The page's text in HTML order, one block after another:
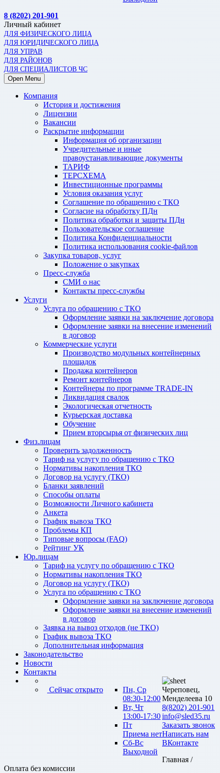
8 (8202) 201-901
Личный кабинет
ДЛЯ ФИЗИЧЕСКОГО ЛИЦА
ДЛЯ ЮРИДИЧЕСКОГО ЛИЦА
ДЛЯ УПРАВ
ДЛЯ РАЙОНОВ
ДЛЯ СПЕЦИАЛИСТОВ ЧС
Open Menu
Компания
История и достижения
Лицензии
Вакансии
Раскрытие информации
Информация об организации
Учредительные и иные
правоустанавливающие документы
ТАРИФ
ТЕРСХЕМА
Инвестиционные программы
Условия оказания услуг
Соглашение по обращению с ТКО
Согласие на обработку ПДн
Политика обработки и защиты ПДн
Пользовательское соглашение
Политика Конфиденциальности
Политика использования cookie-файлов
Закупка товаров, услуг
Положение о закупках
Пресс-служба
СМИ о нас
Контакты пресс-службы
Услуги
Услуга по обращению с ТКО
Оформление заявки на заключение договора
Оформление заявки на внесение изменений
в договор
Коммерческие услуги
Производство модульных контейнерных
площадок
Продажа контейнеров
Ремонт контейнеров
Контейнеры по программе TRADE-IN
Ликвидация свалок
Экологическая отчетность
Курьерская доставка
Обучение
Прием вторсырья от физических лиц
Физ.лицам
Проверить задолженность
Тариф на услугу по обращению с ТКО
Нормативы накопления ТКО
Договор на услугу (ТКО)
Бланки заявлений
Способы оплаты
Возможности Личного кабинета
Анкета
График вывоза ТКО
Проблемы КП
Типовые вопросы (FAQ)
Рейтинг УК
Юр.лицам
Тариф на услугу по обращению с ТКО
Нормативы накопления ТКО
Договор на услугу (ТКО)
Услуга по обращению с ТКО
Оформление заявки на заключение договора
Оформление заявки на внесение изменений
в договор
Заявка на вывоз отходов (не ТКО)
График вывоза ТКО
Дополнительная информация
Законодательство
Новости
Контакты
Сейчас открыто
Пн, Ср
08:30-12:00
Вт, Чт
13:00-17:30
Пт
Приема нет
Сб-Вс
Выходной
Череповец,
Менделеева 10
8(8202) 201-901
info@sled35.ru
Заказать звонок
Написать нам
ВКонтакте
Главная /
Оплата без комиссии